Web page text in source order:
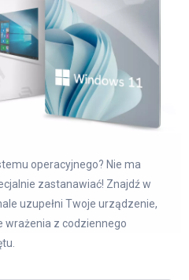
operacyjnego? Nie ma
zastanawiać! Znajdź w
uzupełni Twoje urządzenie,
wrażenia z codziennego